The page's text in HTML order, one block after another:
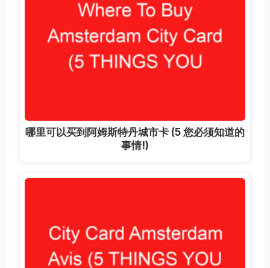
哪里可以买到阿姆斯特丹城市卡 (5 您必须知道的
事情!)